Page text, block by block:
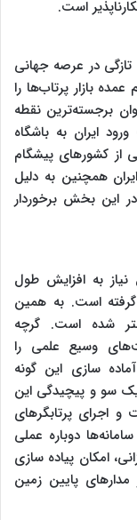
است.
در عرصه جهانی
بازار پرتاب‌ها را
برجسته‌ترین نقطه
ایران به باشگاه
از کشورهای پیشگام
همچنین به دلیل
این بخش برخوردار
نیاز به افزایش طول
گرفته است. به همین
شده است. گرچه
وسیع علمی را
سازی این گونه
سو و پیچیدگی این
اجرای پرتابگرهای
دوباره عملی
امکان پیاده سازی
مدارهای پایین زمین